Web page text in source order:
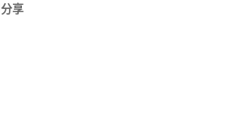
分享